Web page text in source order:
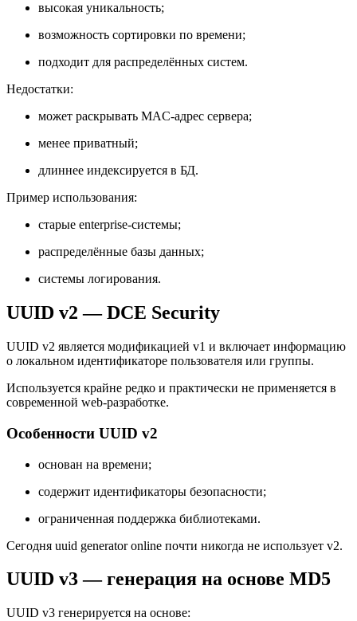
высокая уникальность;
возможность сортировки по времени;
подходит для распределённых систем.
Недостатки:
может раскрывать MAC-адрес сервера;
менее приватный;
длиннее индексируется в БД.
Пример использования:
старые enterprise-системы;
распределённые базы данных;
системы логирования.
UUID v2 — DCE Security
UUID v2 является модификацией v1 и включает информацию
о локальном идентификаторе пользователя или группы.
Используется крайне редко и практически не применяется в
современной web-разработке.
Особенности UUID v2
основан на времени;
содержит идентификаторы безопасности;
ограниченная поддержка библиотеками.
Сегодня uuid generator online почти никогда не использует v2.
UUID v3 — генерация на основе MD5
UUID v3 генерируется на основе: